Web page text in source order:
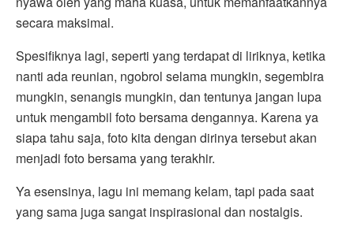
secara maksimal.
Spesifiknya lagi, seperti yang terdapat di liriknya, ketika
nanti ada reunian, ngobrol selama mungkin, segembira
mungkin, senangis mungkin, dan tentunya jangan lupa
untuk mengambil foto bersama dengannya. Karena ya
siapa tahu saja, foto kita dengan dirinya tersebut akan
menjadi foto bersama yang terakhir.
Ya esensinya, lagu ini memang kelam, tapi pada saat
yang sama juga sangat inspirasional dan nostalgis.